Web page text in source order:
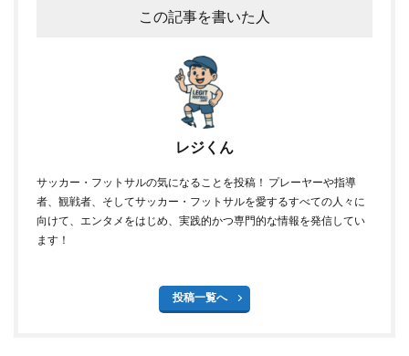
この記事を書いた人
レジくん
サッカー・フットサルの気になることを投稿！ プレーヤーや指導
者、観戦者、そしてサッカー・フットサルを愛するすべての人々に
向けて、エンタメをはじめ、実践的かつ専門的な情報を発信してい
ます！
投稿一覧へ